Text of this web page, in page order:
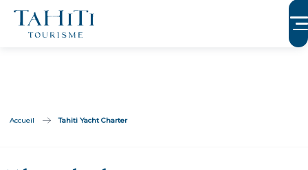
Aller
contenu
Accueil Tahiti Yacht Charter